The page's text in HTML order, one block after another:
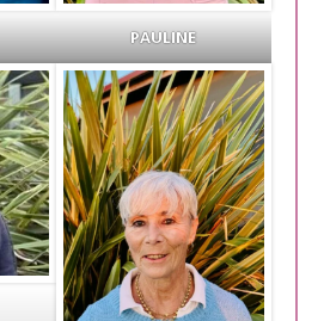
PAULINE